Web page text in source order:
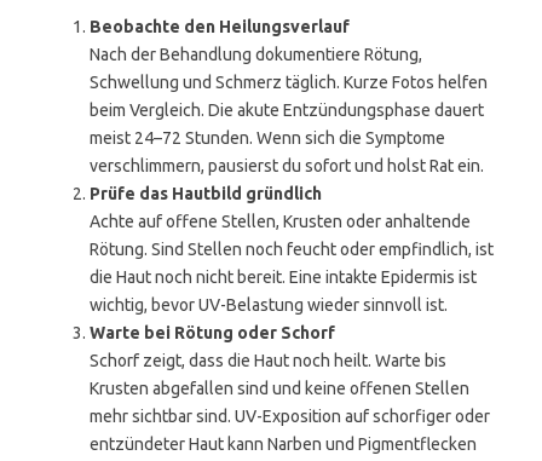
Beobachte den Heilungsverlauf
Nach der Behandlung dokumentiere Rötung,
Schwellung und Schmerz täglich. Kurze Fotos helfen
beim Vergleich. Die akute Entzündungsphase dauert
meist 24–72 Stunden. Wenn sich die Symptome
verschlimmern, pausierst du sofort und holst Rat ein.
Prüfe das Hautbild gründlich
Achte auf offene Stellen, Krusten oder anhaltende
Rötung. Sind Stellen noch feucht oder empfindlich, ist
die Haut noch nicht bereit. Eine intakte Epidermis ist
wichtig, bevor UV-Belastung wieder sinnvoll ist.
Warte bei Rötung oder Schorf
Schorf zeigt, dass die Haut noch heilt. Warte bis
Krusten abgefallen sind und keine offenen Stellen
mehr sichtbar sind. UV-Exposition auf schorfiger oder
entzündeter Haut kann Narben und Pigmentflecken